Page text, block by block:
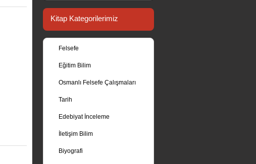
Kitap Kategorilerimiz
Felsefe
Eğitim Bilim
Osmanlı Felsefe Çalışmaları
Tarih
Edebiyat İnceleme
İletişim Bilim
Biyografi